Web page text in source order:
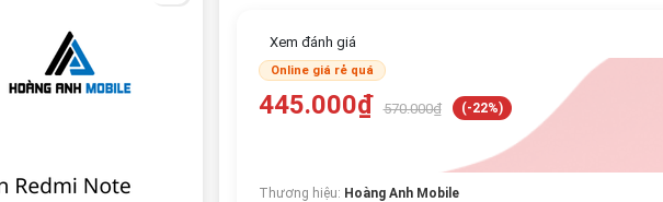
Xem đánh giá
Online giá rẻ quá
445.000₫ 570.000₫ (-22%)
Thương hiệu: Hoàng Anh Mobile